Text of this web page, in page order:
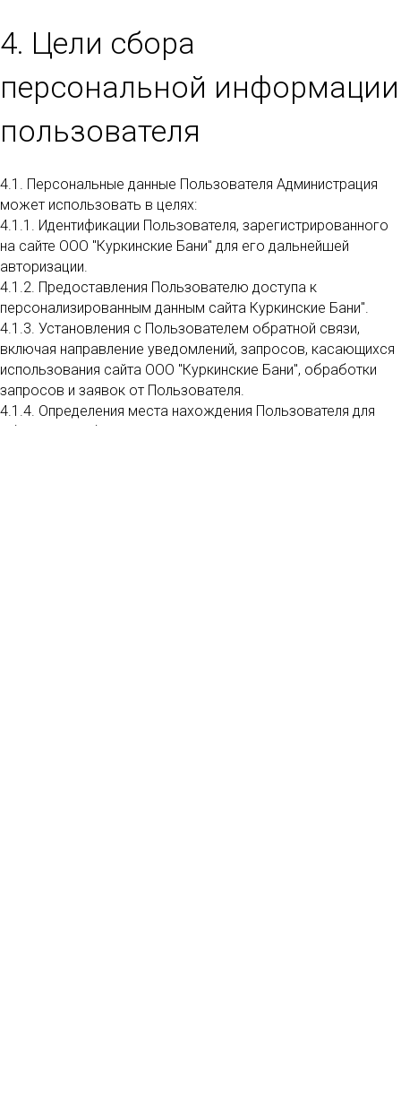
4. Цели сбора
персональной информации
пользователя
4.1. Персональные данные Пользователя Администрация
может использовать в целях:
4.1.1. Идентификации Пользователя, зарегистрированного
на сайте ООО "Куркинские Бани" для его дальнейшей
авторизации.
4.1.2. Предоставления Пользователю доступа к
персонализированным данным сайта Куркинские Бани".
4.1.3. Установления с Пользователем обратной связи,
включая направление уведомлений, запросов, касающихся
использования сайта ООО "Куркинские Бани", обработки
запросов и заявок от Пользователя.
4.1.4. Определения места нахождения Пользователя для
обеспечения безопасности, предотвращения